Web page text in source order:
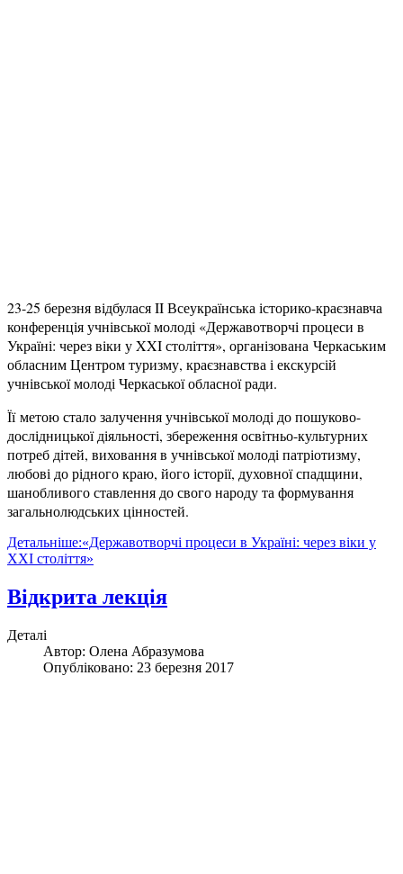
23-25 березня відбулася II Всеукраїнська історико-краєзнавча
конференція учнівської молоді «Державотворчі процеси в
Україні: через віки у XXI століття», організована Черкаським
обласним Центром туризму, краєзнавства і екскурсій
учнівської молоді Черкаської обласної ради.
Її метою стало залучення учнівської молоді до пошуково-
дослідницької діяльності, збереження освітньо-культурних
потреб дітей, виховання в учнівської молоді патріотизму,
любові до рідного краю, його історії, духовної спадщини,
шанобливого ставлення до свого народу та формування
загальнолюдських цінностей.
Детальніше:«Державотворчі процеси в Україні: через віки у
XXI століття»
Відкрита лекція
Деталі
Автор: Олена Абразумова
Опубліковано: 23 березня 2017